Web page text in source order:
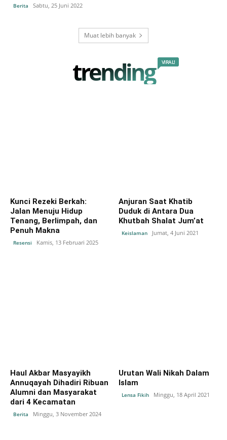
Berita Sabtu, 25 Juni 2022
Muat lebih banyak
trending VIRAL!
Kunci Rezeki Berkah:
Jalan Menuju Hidup
Tenang, Berlimpah, dan
Penuh Makna
Resensi Kamis, 13 Februari 2025
Anjuran Saat Khatib
Duduk di Antara Dua
Khutbah Shalat Jum’at
Keislaman Jumat, 4 Juni 2021
Haul Akbar Masyayikh
Annuqayah Dihadiri Ribuan
Alumni dan Masyarakat
dari 4 Kecamatan
Berita Minggu, 3 November 2024
Urutan Wali Nikah Dalam
Islam
Lensa Fikih Minggu, 18 April 2021